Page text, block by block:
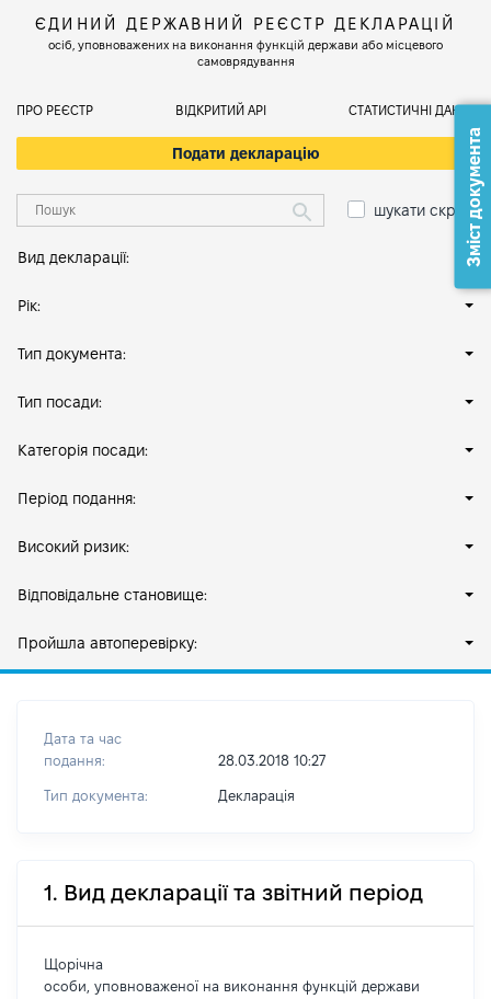
ЄДИНИЙ ДЕРЖАВНИЙ РЕЄСТР ДЕКЛАРАЦІЙ
осіб, уповноважених на виконання функцій держави або місцевого
самоврядування
ПРО РЕЄСТР ВІДКРИТИЙ АРІ СТАТИСТИЧНІ ДАНІ
Подати декларацію
шукати скрізь
Вид декларації:
Рік:
Тип документа:
Тип посади:
Категорія посади:
Період подання:
Високий ризик:
Відповідальне становище:
Пройшла автоперевірку:
Дата та час
подання:
28.03.2018 10:27
Тип документа: Декларація
1. Вид декларації та звітний період
Щорічна
особи, уповноваженої на виконання функцій держави
Зміст документа